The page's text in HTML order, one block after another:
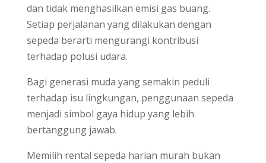
dan tidak menghasilkan emisi gas buang.
Setiap perjalanan yang dilakukan dengan
sepeda berarti mengurangi kontribusi
terhadap polusi udara.
Bagi generasi muda yang semakin peduli
terhadap isu lingkungan, penggunaan sepeda
menjadi simbol gaya hidup yang lebih
bertanggung jawab.
Memilih rental sepeda harian murah bukan